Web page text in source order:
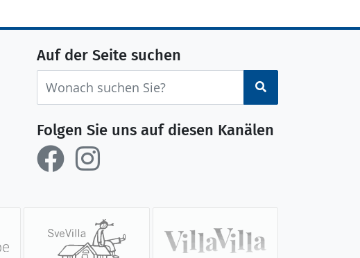
Auf der Seite suchen
Suchen
Folgen Sie uns auf diesen Kanälen